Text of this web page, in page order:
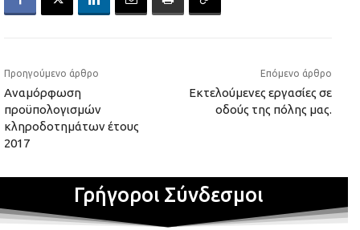
Προηγούμενο άρθρο
Αναμόρφωση
προϋπολογισμών
κληροδοτημάτων έτους
2017
Επόμενο άρθρο
Εκτελούμενες εργασίες σε
οδούς της πόλης μας.
Γρήγοροι Σύνδεσμοι